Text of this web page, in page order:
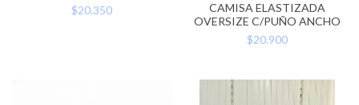
$20.350
CAMISA ELASTIZADA
OVERSIZE C/PUÑO ANCHO
$20.900